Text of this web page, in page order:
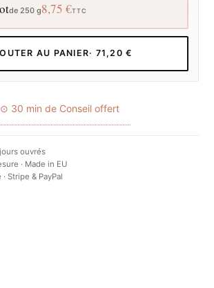
de 250 g8,75 €TTC
AU PANIER· 71,20 €
⊙ 30 min de Conseil offert
ouvrés
· Made in EU
Stripe & PayPal